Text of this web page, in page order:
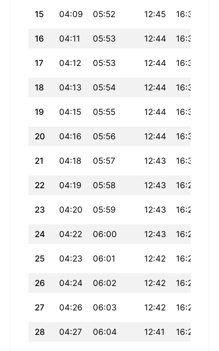
15 04:09 05:52 12:45 16:34
16 04:11 05:53 12:44 16:33
17 04:12 05:53 12:44 16:32
18 04:13 05:54 12:44 16:32
19 04:15 05:55 12:44 16:31
20 04:16 05:56 12:44 16:30
21 04:18 05:57 12:43 16:30
22 04:19 05:58 12:43 16:29
23 04:20 05:59 12:43 16:28
24 04:22 06:00 12:43 16:27
25 04:23 06:01 12:42 16:27
26 04:24 06:02 12:42 16:26
27 04:26 06:03 12:42 16:25
28 04:27 06:04 12:41 16:24